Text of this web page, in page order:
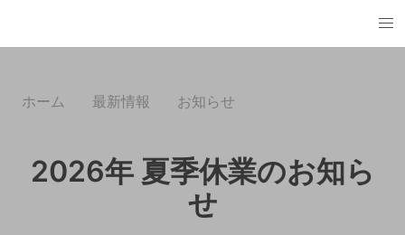
ホーム 最新情報 お知らせ
2026年 夏季休業のお知ら
せ